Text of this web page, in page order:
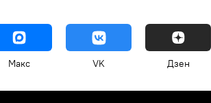
Макс VK Дзен